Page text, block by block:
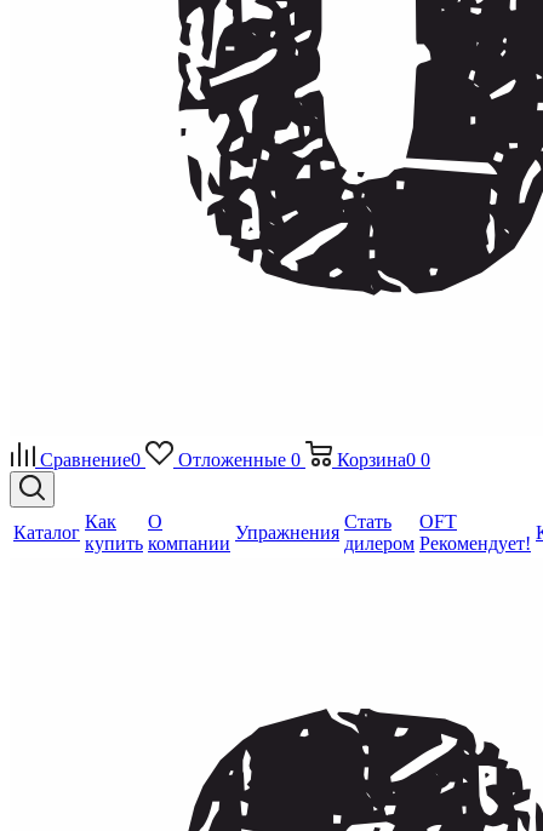
Сравнение0 Отложенные 0 Корзина0 0
Каталог
Как
купить
О
компании
Упражнения
Стать
дилером
OFT
Рекомендует!